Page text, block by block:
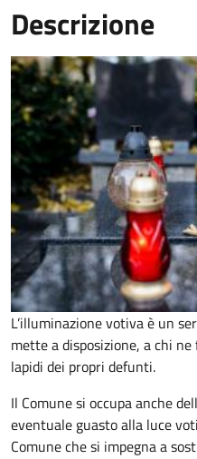
Descrizione
L’illuminazione votiva è un
mette a disposizione, a chi
lapidi dei propri defunti.
Il Comune si occupa anche
eventuale guasto alla luce
Comune che si impegna a